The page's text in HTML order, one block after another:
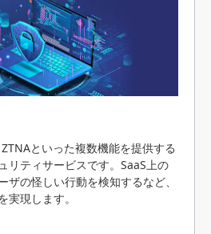
といった複数機能を提供する
リティサービスです。SaaS上の
ザの怪しい行動を検知するなど、
実現します。